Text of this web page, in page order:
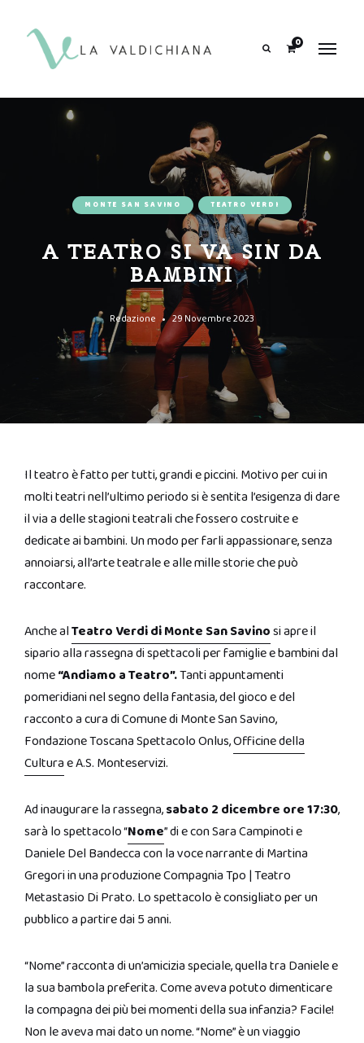
0
MONTE SAN SAVINO TEATRO VERDI
A TEATRO SI VA SIN DA
BAMBINI
Redazione 29 Novembre 2023
Il teatro è fatto per tutti, grandi e piccini. Motivo per cui in
molti teatri nell’ultimo periodo si è sentita l’esigenza di dare
il via a delle stagioni teatrali che fossero costruite e
dedicate ai bambini. Un modo per farli appassionare, senza
annoiarsi, all’arte teatrale e alle mille storie che può
raccontare.
Anche alTeatro Verdi di Monte San Savinosi apre il
sipario alla rassegna di spettacoli per famiglie e bambini dal
nome“Andiamo a Teatro”.Tanti appuntamenti
pomeridiani nel segno della fantasia, del gioco e del
racconto a cura di Comune di Monte San Savino,
Fondazione Toscana Spettacolo Onlus,Officine della
Culturae A.S. Monteservizi.
Ad inaugurare la rassegna,sabato 2 dicembre ore 17:30,
sarà lo spettacolo “Nome” di e con Sara Campinoti e
Daniele Del Bandecca con la voce narrante di Martina
Gregori in una produzione Compagnia Tpo | Teatro
Metastasio Di Prato. Lo spettacolo è consigliato per un
pubblico a partire dai 5 anni.
“Nome” racconta di un’amicizia speciale, quella tra Daniele e
la sua bambola preferita. Come aveva potuto dimenticare
la compagna dei più bei momenti della sua infanzia? Facile!
Non le aveva mai dato un nome. “Nome” è un viaggio